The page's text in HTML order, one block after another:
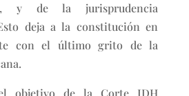
y de la jurisprudencia
deja a la constitución en
con el último grito de la
el objetivo de la Corte IDH